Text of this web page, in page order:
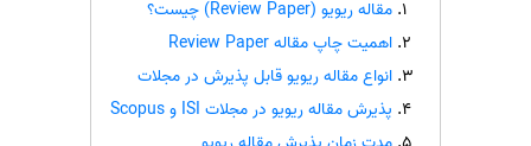
سفارش تولید محتوا
سفارش ترجمه همزمان
سفارش چکیده گرافیکی
مقاله ریویو (Review Paper) چیست؟
اهمیت چاپ مقاله Review Paper
انواع مقاله ریویو قابل پذیرش در مجلات
پذیرش مقاله ریویو در مجلات ISI و Scopus